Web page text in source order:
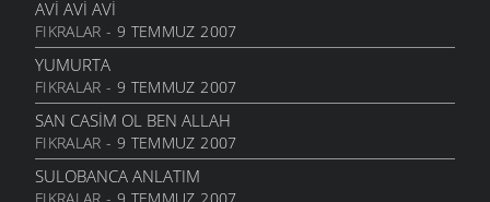
İBDIN ETMA
25 AĞUSTOS 2006
GOTUNA BAHMIYER
25 AĞUSTOS 2006
SIYASILERE ITHAF
22 AĞUSTOS 2006
AVI AVI AVI
FIKRALAR - 9 TEMMUZ 2007
YUMURTA
FIKRALAR - 9 TEMMUZ 2007
SAN CASIM OL BEN ALLAH
FIKRALAR - 9 TEMMUZ 2007
SULOBANCA ANLATIM